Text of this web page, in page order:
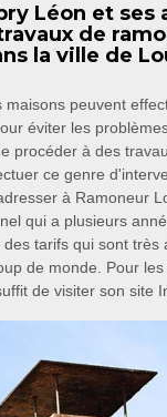
Léon et ses
de
la ville de
maisons peuvent
éviter les
procéder à des
ce genre
à Ramoneur
qui a plusieurs
tarifs qui sont très
de monde. Pour
de visiter son site